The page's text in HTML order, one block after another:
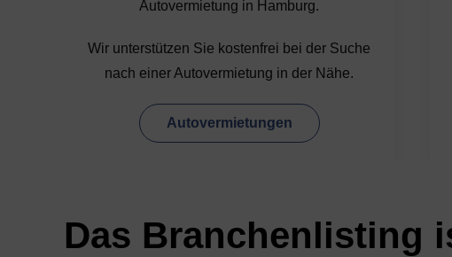
Autovermietung in Hamburg.
Wir unterstützen Sie kostenfrei bei der Suche
nach einer Autovermietung in der Nähe.
Autovermietungen
Das Branchenlisting